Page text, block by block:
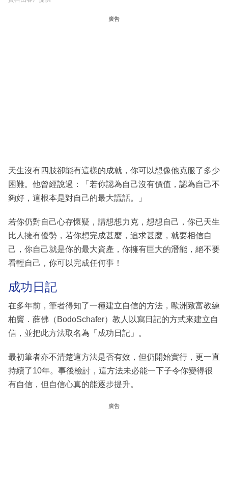
廣告
天生沒有四肢卻能有這樣的成就，你可以想像他克服了多少
困難。他曾經說過：「若你認為自己沒有價值，認為自己不
夠好，這根本是對自己的最大謊話。」
若你仍對自己心存懷疑，請想想力克，想想自己，你已天生
比人擁有優勢，若你想完成甚麼，追求甚麼，就要相信自
己，你自己就是你的最大資產，你擁有巨大的潛能，絕不要
看輕自己，你可以完成任何事！
成功日記
在多年前，筆者得知了一種建立自信的方法，歐洲致富教練
柏竇．薛佛（BodoSchafer）教人以寫日記的方式來建立自
信，並把此方法取名為「成功日記」。
最初筆者亦不清楚這方法是否有效，但仍開始實行，更一直
持續了10年。事後檢討，這方法未必能一下子令你變得很
有自信，但自信心真的能逐步提升。
廣告